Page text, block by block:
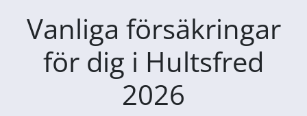
Vanliga försäkringar
för dig i Hultsfred
2026